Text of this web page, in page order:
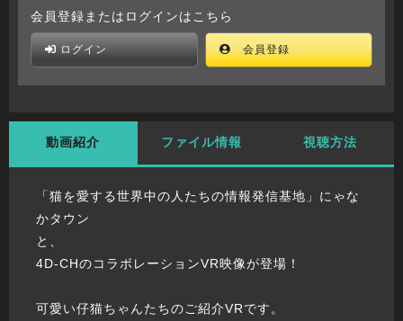
会員登録またはログインはこちら
ログイン 会員登録
動画紹介 ファイル情報 視聴方法
「猫を愛する世界中の人たちの情報発信基地」にゃな
かタウン
と、
4D-CHのコラボレーションVR映像が登場！
可愛い仔猫ちゃんたちのご紹介VRです。